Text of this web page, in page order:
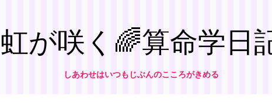
虹が咲く🌈算命学日
しあわせはいつもじぶんのこころがきめる